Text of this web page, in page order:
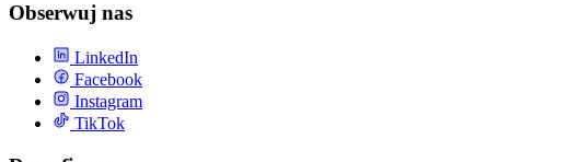
Obserwuj nas
LinkedIn
Facebook
Instagram
TikTok